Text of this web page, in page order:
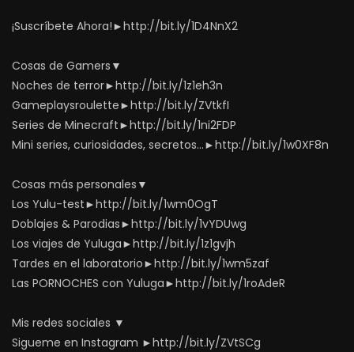
¡Suscríbete Ahora!►http://bit.ly/1D4NnX2
Cosas de Gamers▼
Noches de terror►http://bit.ly/1z1eh3n
Gameplaysroulette►http://bit.ly/ZVtkfI
Series de Minecraft►http://bit.ly/1ni2FDP
Mini series, curiosidades, secretos…►http://bit.ly/1w0XF8n
Cosas más personales▼
Los Yulu-test►http://bit.ly/1wm0OgT
Doblajes & Parodias►http://bit.ly/1vYDUwg
Los viajes de Yuluga►http://bit.ly/1z1gvjh
Tardes en el laboratorio►http://bit.ly/1wm5zaf
Las PORNOCHES con Yuluga►http://bit.ly/1roAdeR
Mis redes sociales ▼
Sigueme en Instagram ►http://bit.ly/ZVtSCg